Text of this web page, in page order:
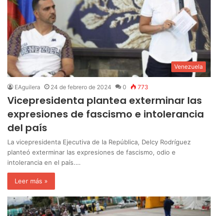
Venezuela
EAguilera 24 de febrero de 2024 0 773
Vicepresidenta plantea exterminar las
expresiones de fascismo e intolerancia
del país
La vicepresidenta Ejecutiva de la República, Delcy Rodríguez
planteó exterminar las expresiones de fascismo, odio e
intolerancia en el país.…
Leer más »